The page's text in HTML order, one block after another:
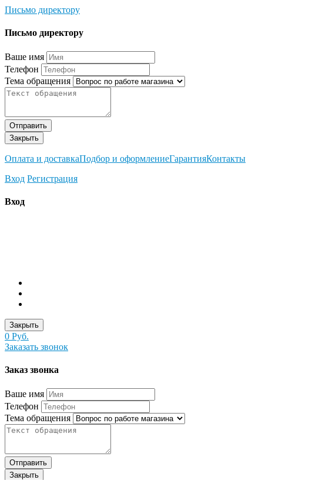
Письмо директору
Письмо директору
Ваше имя
Телефон
Тема обращения
Отправить
Закрыть
Оплата и доставкаПодбор и оформлениеГарантияКонтакты
Вход Регистрация
Вход
Закрыть
0 Руб.
Заказать звонок
Заказ звонка
Ваше имя
Телефон
Тема обращения
Отправить
Закрыть